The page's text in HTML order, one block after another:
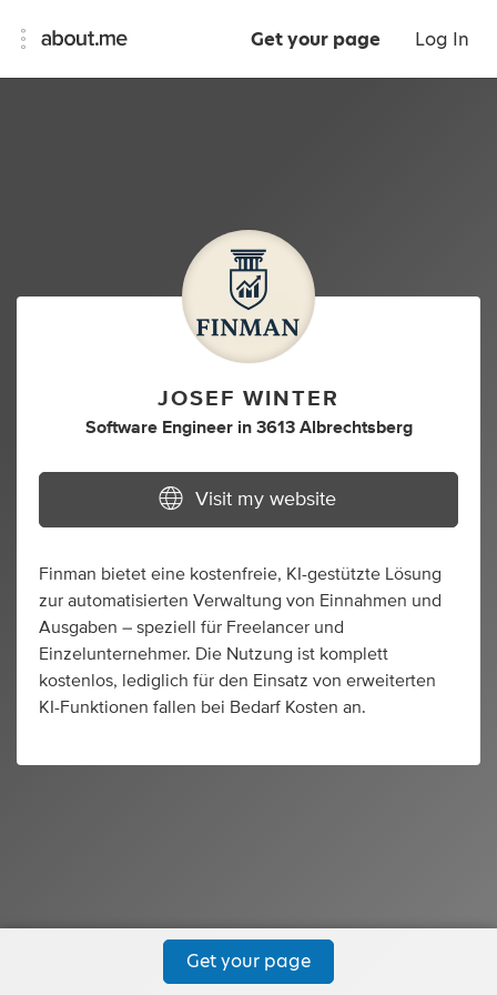
Get your page Log In
JOSEF WINTER
Software Engineer in 3613 Albrechtsberg
Visit my website
Finman bietet eine kostenfreie, KI-gestützte Lösung
zur automatisierten Verwaltung von Einnahmen und
Ausgaben – speziell für Freelancer und
Einzelunternehmer. Die Nutzung ist komplett
kostenlos, lediglich für den Einsatz von erweiterten
KI-Funktionen fallen bei Bedarf Kosten an.
Get your page